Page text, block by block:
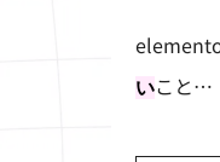
いこと…